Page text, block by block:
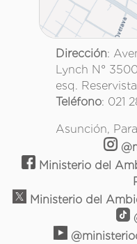
Dirección:
Lynch N°
esq.
Teléfono: 021
Asunción,
Ministerio del
Ministerio del